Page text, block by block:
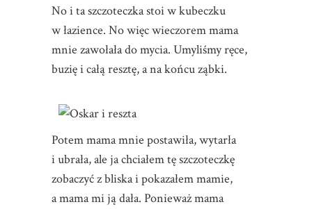
No i ta szczoteczka stoi w kubeczku
w łazience. No więc wieczorem mama
mnie zawołała do mycia. Umyliśmy ręce,
buzię i całą resztę, a na końcu ząbki.
Potem mama mnie postawiła, wytarła
i ubrała, ale ja chciałem tę szczoteczkę
zobaczyć z bliska i pokazałem mamie,
a mama mi ją dała. Ponieważ mama